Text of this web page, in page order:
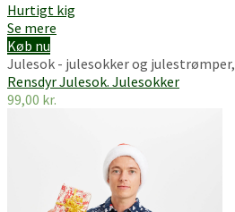
Hurtigt kig
Se mere
Køb nu
Julesok - julesokker og julestrømper,
Rensdyr Julesok. Julesokker
99,00 kr.